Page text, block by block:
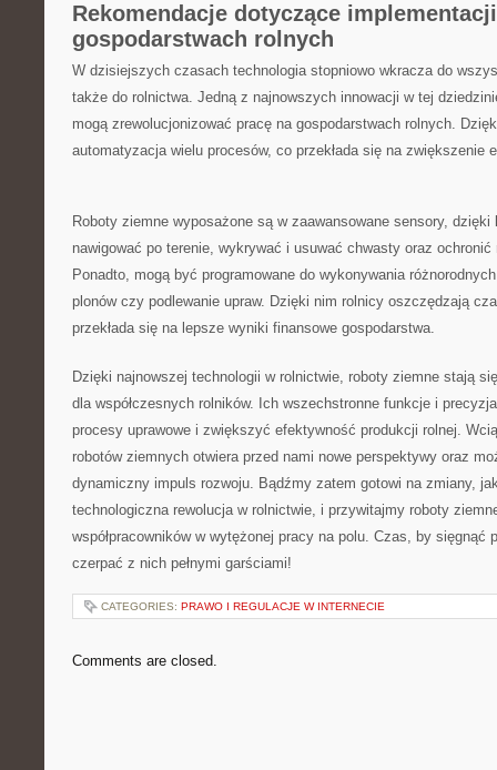
Rekomendacje dotyczące
gospodarstwach rolnych
W dzisiejszych czasach‌ technologia stopniowo wkracza do
także do rolnictwa. Jedną ‍z najnowszych innowacji w tej
mogą zrewolucjonizować pracę na gospodarstwach rolnych.
automatyzacja wielu procesów, co przekłada się na zwiększenie
Roboty ziemne wyposażone są⁣ w⁤ zaawansowane sensory,
nawigować po terenie, wykrywać ⁣i usuwać chwasty oraz
Ponadto, ⁢mogą być programowane do wykonywania
plonów czy‌ podlewanie upraw. Dzięki ⁤nim rolnicy oszczędzają
przekłada ⁣się na lepsze wyniki finansowe ‍gospodarstwa.
Dzięki najnowszej technologii w rolnictwie, roboty ziemne stają
dla współczesnych rolników. Ich wszechstronne funkcje i
procesy uprawowe i zwiększyć ⁣efektywność produkcji rolnej.
robotów⁤ ziemnych otwiera​ przed nami nowe perspektywy oraz
‌dynamiczny impuls rozwoju. Bądźmy zatem gotowi na zmiany,
technologiczna rewolucja w rolnictwie, i przywitajmy roboty
współpracowników w‌ wytężonej ⁣pracy na polu. Czas, by sięgnąć
‍czerpać z ⁢nich⁢ pełnymi garściami!
CATEGORIES: PRAWO I REGULACJE W INTERNECIE
Comments are closed.